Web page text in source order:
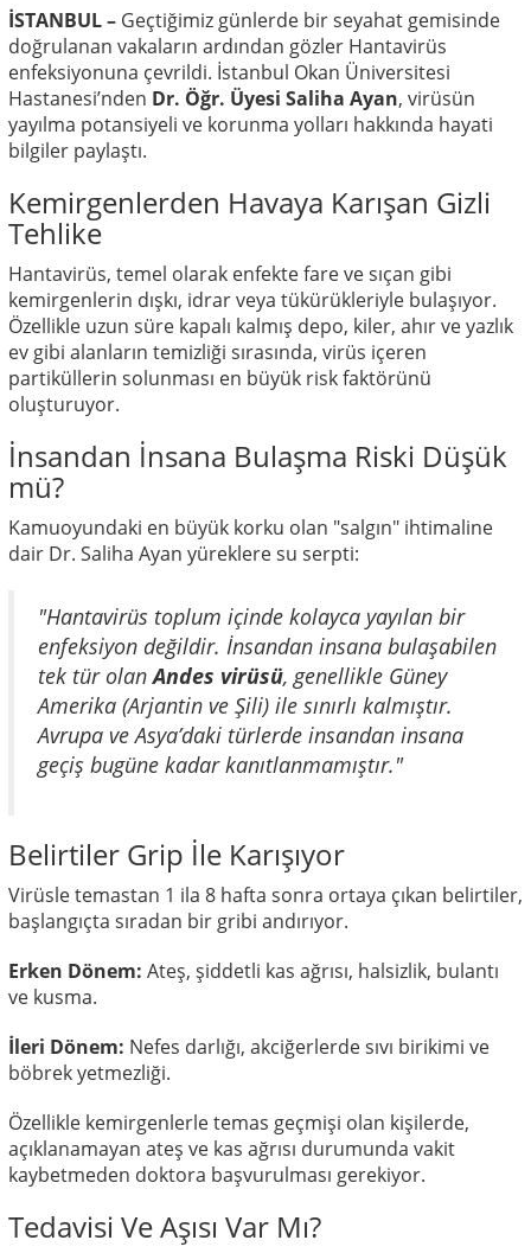
İSTANBUL – Geçtiğimiz günlerde bir seyahat gemisinde
doğrulanan vakaların ardından gözler Hantavirüs
enfeksiyonuna çevrildi. İstanbul Okan Üniversitesi
Hastanesi’nden Dr. Öğr. Üyesi Saliha Ayan, virüsün
yayılma potansiyeli ve korunma yolları hakkında hayati
bilgiler paylaştı.
Kemirgenlerden Havaya Karışan Gizli
Tehlike
Hantavirüs, temel olarak enfekte fare ve sıçan gibi
kemirgenlerin dışkı, idrar veya tükürükleriyle bulaşıyor.
Özellikle uzun süre kapalı kalmış depo, kiler, ahır ve yazlık
ev gibi alanların temizliği sırasında, virüs içeren
partiküllerin solunması en büyük risk faktörünü
oluşturuyor.
İnsandan İnsana Bulaşma Riski Düşük
mü?
Kamuoyundaki en büyük korku olan "salgın" ihtimaline
dair Dr. Saliha Ayan yüreklere su serpti:
"Hantavirüs toplum içinde kolayca yayılan bir
enfeksiyon değildir. İnsandan insana bulaşabilen
tek tür olanAndes virüsü, genellikle Güney
Amerika (Arjantin ve Şili) ile sınırlı kalmıştır.
Avrupa ve Asya’daki türlerde insandan insana
geçiş bugüne kadar kanıtlanmamıştır."
Belirtiler Grip İle Karışıyor
Virüsle temastan 1 ila 8 hafta sonra ortaya çıkan belirtiler,
başlangıçta sıradan bir gribi andırıyor.
Erken Dönem: Ateş, şiddetli kas ağrısı, halsizlik, bulantı
ve kusma.
İleri Dönem: Nefes darlığı, akciğerlerde sıvı birikimi ve
böbrek yetmezliği.
Özellikle kemirgenlerle temas geçmişi olan kişilerde,
açıklanamayan ateş ve kas ağrısı durumunda vakit
kaybetmeden doktora başvurulması gerekiyor.
Tedavisi Ve Aşısı Var Mı?